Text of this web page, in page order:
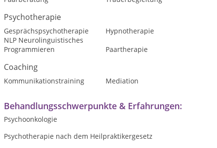
Psychotherapie
Gesprächspsychotherapie
Hypnotherapie
NLP Neurolinguistisches
Programmieren
Paartherapie
Coaching
Kommunikationstraining Mediation
Behandlungsschwerpunkte & Erfahrungen:
Psychoonkologie
Psychotherapie nach dem Heilpraktikergesetz